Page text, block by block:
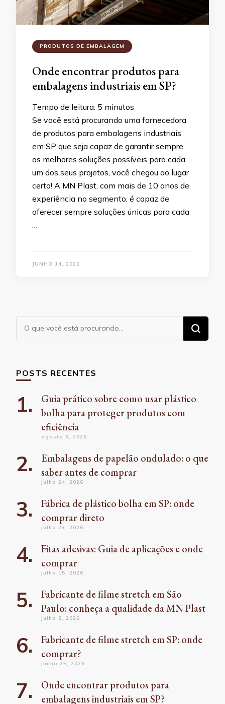
PRODUTOS DE EMBALAGEM
Onde encontrar produtos para
embalagens industriais em SP?
Tempo de leitura: 5 minutos
Se você está procurando uma fornecedora
de produtos para embalagens industriais
em SP que seja capaz de garantir sempre
as melhores soluções possíveis para cada
um dos seus projetos, você chegou ao lugar
certo! A MN Plast, com mais de 10 anos de
experiência no segmento, é capaz de
oferecer sempre soluções únicas para cada
JUNHO 14, 2026
Procurando
algo?
POSTS RECENTES
Guia prático sobre como usar plástico
bolha para proteger produtos com
eficiência
agosto 6, 2026
Embalagens de papelão ondulado: o que
saber antes de comprar
julho 24, 2026
Fábrica de plástico bolha em SP: onde
comprar direto
julho 23, 2026
Fitas adesivas: Guia de aplicações e onde
comprar
julho 15, 2026
Fabricante de filme stretch em São
Paulo: conheça a qualidade da MN Plast
julho 8, 2026
Fabricante de filme stretch em SP: onde
comprar?
junho 25, 2026
Onde encontrar produtos para
embalagens industriais em SP?